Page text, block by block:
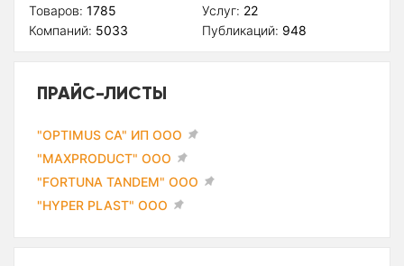
Товаров: 1785
Компаний: 5033
Услуг: 22
Публикаций: 948
ПРАЙС-ЛИСТЫ
"OPTIMUS CA" ИП ООО
"MAXPRODUCT" ООО
"FORTUNA TANDEM" ООО
"HYPER PLAST" ООО